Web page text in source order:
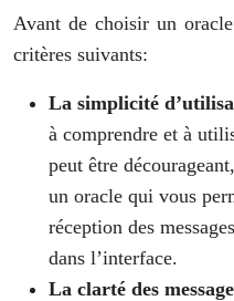
Avant de choisir un
critères suivants:
La simplicité
à comprendre et à
peut être
un oracle qui vous
réception des
dans l’interface.
La clarté des